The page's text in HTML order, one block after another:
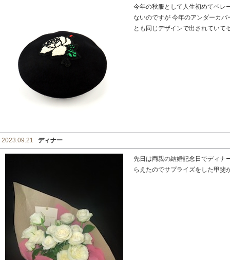
今年の秋服として人生初めてベレ
ないのですが 今年のアンダーカ
とも同じデザインで出されていて
2023.09.21 ディナー
先日は両親の結婚記念日でディナ
らえたのでサプライズをした甲斐